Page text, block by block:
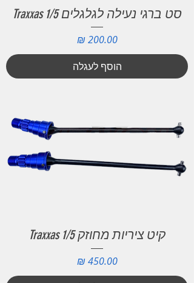
סט ברגי נעילה לגלגלים Traxxas 1/5
מחיר‏200.00 ‏₪
הוסף לעגלה
קיט ציריות מחוזק Traxxas 1/5
מחיר‏450.00 ‏₪